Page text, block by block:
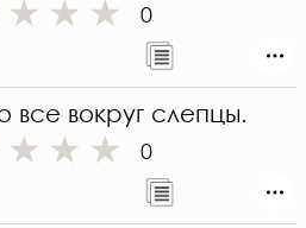
0
вокруг слепцы.
0